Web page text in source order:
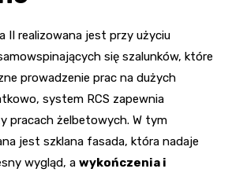
II realizowana jest przy użyciu
się szalunków, które
prowadzenie prac na dużych
system RCS zapewnia
pracach żelbetowych. W tym
jest szklana fasada, która nadaje
wygląd, a wykończenia i